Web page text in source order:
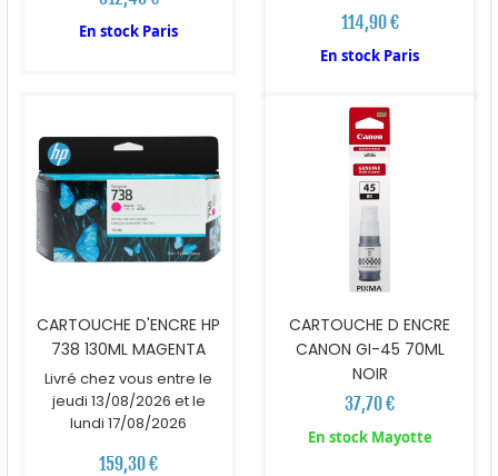
En stock Paris 114,90 €
En stock Paris
CARTOUCHE D'ENCRE HP
738 130ML MAGENTA
Livré chez vous entre le
jeudi 13/08/2026 et le
lundi 17/08/2026
159,30 €
CARTOUCHE D ENCRE
CANON GI-45 70ML
NOIR
37,70 €
En stock Mayotte